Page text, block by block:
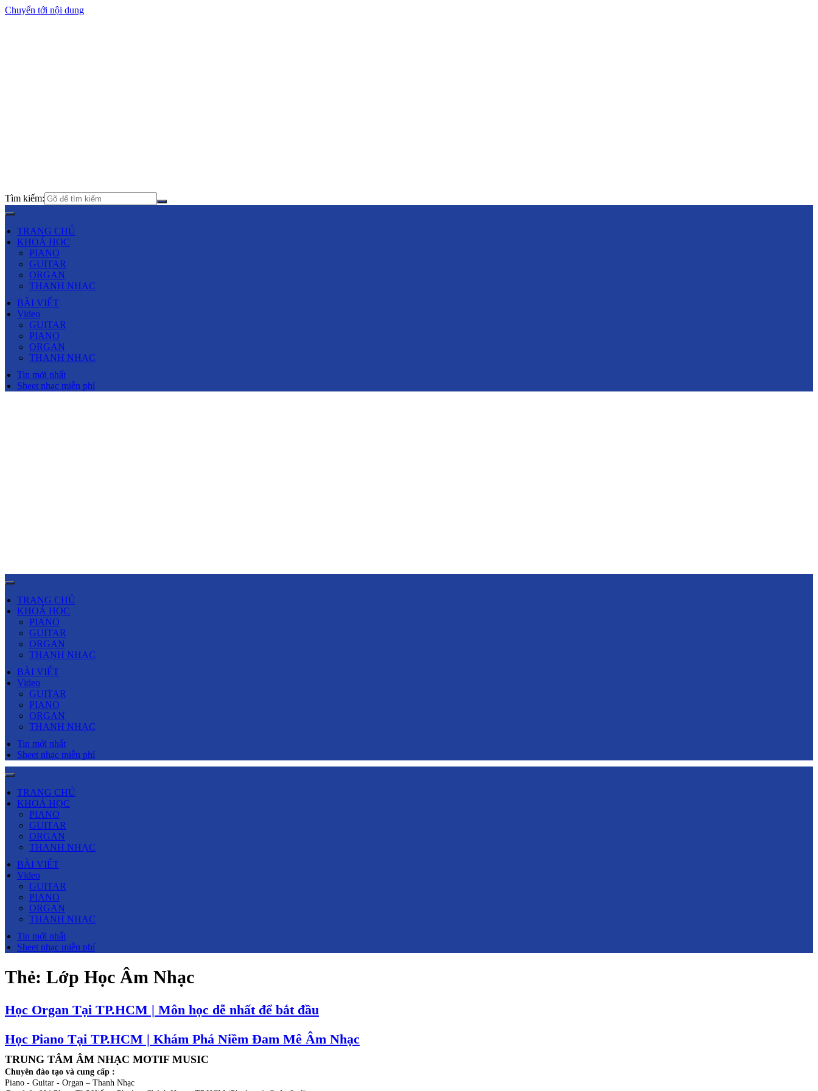
Chuyển tới nội dung
Tìm kiếm:
TRANG CHỦ
KHOÁ HỌC
PIANO
GUITAR
ORGAN
THANH NHẠC
BÀI VIẾT
Video
GUITAR
PIANO
ORGAN
THANH NHẠC
Tin mới nhất
Sheet nhạc miễn phí
TRANG CHỦ
KHOÁ HỌC
PIANO
GUITAR
ORGAN
THANH NHẠC
BÀI VIẾT
Video
GUITAR
PIANO
ORGAN
THANH NHẠC
Tin mới nhất
Sheet nhạc miễn phí
TRANG CHỦ
KHOÁ HỌC
PIANO
GUITAR
ORGAN
THANH NHẠC
BÀI VIẾT
Video
GUITAR
PIANO
ORGAN
THANH NHẠC
Tin mới nhất
Sheet nhạc miễn phí
Thẻ: Lớp Học Âm Nhạc
Học Organ Tại TP.HCM | Môn học dễ nhất để bắt đầu
Học Piano Tại TP.HCM | Khám Phá Niềm Đam Mê Âm Nhạc
TRUNG TÂM ÂM NHẠC MOTIF MUSIC
Chuyên đào tạo và cung cấp :
Piano - Guitar - Organ – Thanh Nhạc